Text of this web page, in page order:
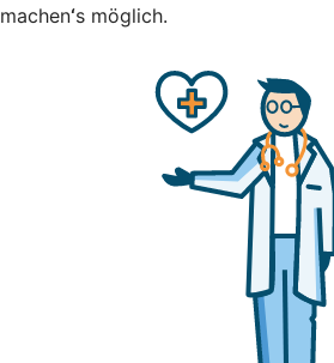
machen‘s möglich.